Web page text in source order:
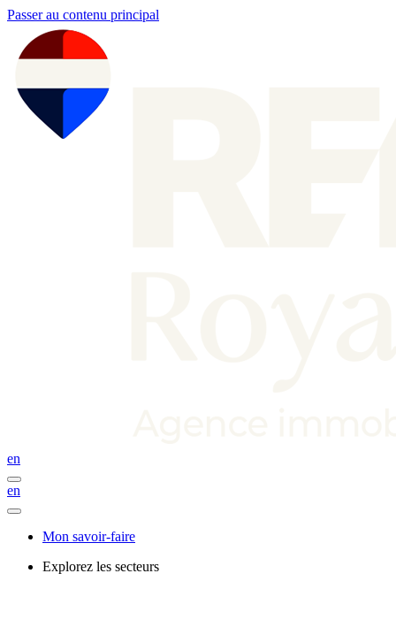
Passer au contenu principal
en
en
Mon savoir-faire
Explorez les secteurs